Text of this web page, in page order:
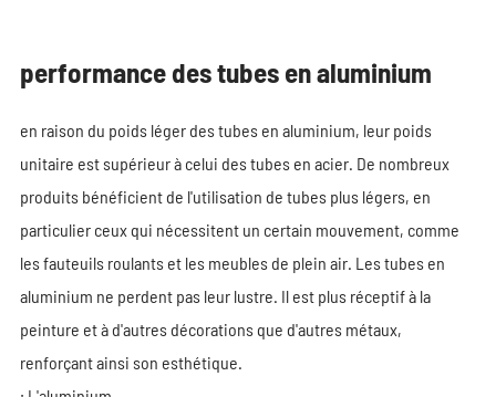
performance des tubes en aluminium
en raison du poids léger des tubes en aluminium, leur poids
unitaire est supérieur à celui des tubes en acier. De nombreux
produits bénéficient de l'utilisation de tubes plus légers, en
particulier ceux qui nécessitent un certain mouvement, comme
les fauteuils roulants et les meubles de plein air. Les tubes en
aluminium ne perdent pas leur lustre. Il est plus réceptif à la
peinture et à d'autres décorations que d'autres métaux,
renforçant ainsi son esthétique.